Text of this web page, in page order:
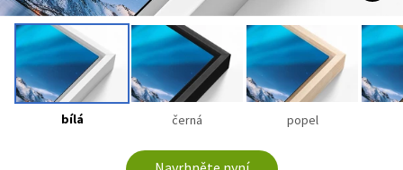
bílá černá popel